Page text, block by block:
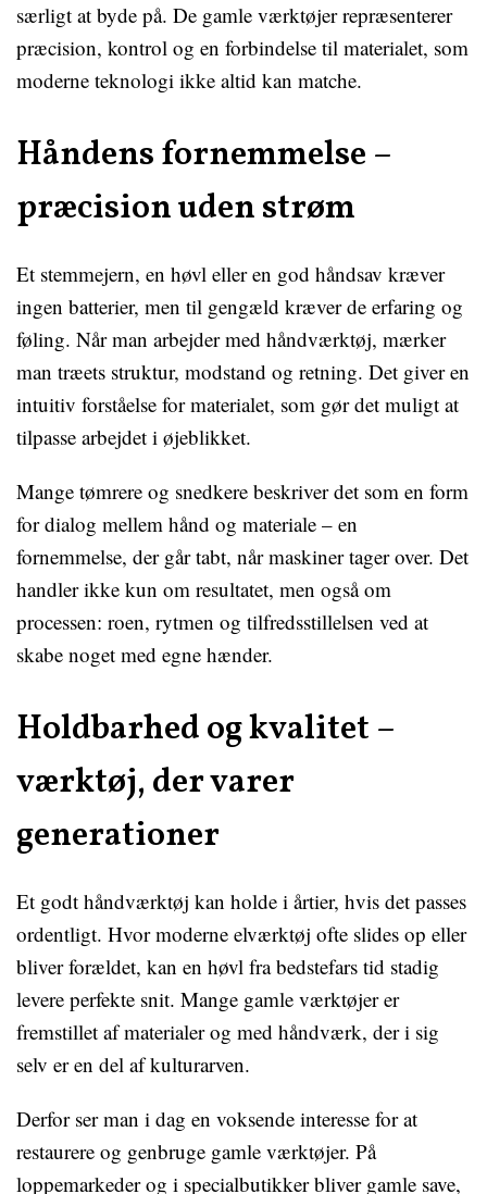
særligt at byde på. De gamle værktøjer repræsenterer
præcision, kontrol og en forbindelse til materialet, som
moderne teknologi ikke altid kan matche.
Håndens fornemmelse –
præcision uden strøm
Et stemmejern, en høvl eller en god håndsav kræver
ingen batterier, men til gengæld kræver de erfaring og
føling. Når man arbejder med håndværktøj, mærker
man træets struktur, modstand og retning. Det giver en
intuitiv forståelse for materialet, som gør det muligt at
tilpasse arbejdet i øjeblikket.
Mange tømrere og snedkere beskriver det som en form
for dialog mellem hånd og materiale – en
fornemmelse, der går tabt, når maskiner tager over. Det
handler ikke kun om resultatet, men også om
processen: roen, rytmen og tilfredsstillelsen ved at
skabe noget med egne hænder.
Holdbarhed og kvalitet –
værktøj, der varer
generationer
Et godt håndværktøj kan holde i årtier, hvis det passes
ordentligt. Hvor moderne elværktøj ofte slides op eller
bliver forældet, kan en høvl fra bedstefars tid stadig
levere perfekte snit. Mange gamle værktøjer er
fremstillet af materialer og med håndværk, der i sig
selv er en del af kulturarven.
Derfor ser man i dag en voksende interesse for at
restaurere og genbruge gamle værktøjer. På
loppemarkeder og i specialbutikker bliver gamle save,